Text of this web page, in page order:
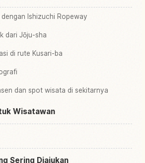
dengan Ishizuchi Ropeway
dari Jōju-sha
di rute Kusari-ba
dan spot wisata di sekitarnya
Wisatawan
Sering Diajukan